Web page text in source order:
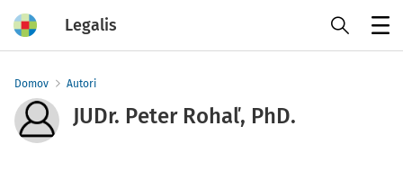
Legalis
Domov Autori
JUDr. Peter Rohaľ, PhD.